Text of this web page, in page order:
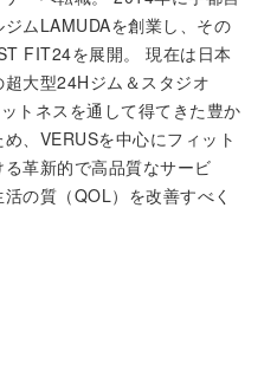
ムLAMUDAを創業し、その
FIT24を展開。 現在は日本
大型24Hジム＆スタジオ
トネスを通して得てきた豊か
、VERUSを中心にフィット
革新的で高品質なサービ
の質（QOL）を改善すべく